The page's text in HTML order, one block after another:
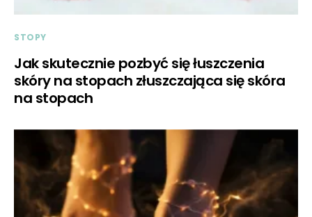
STOPY
Jak skutecznie pozbyć się łuszczenia
skóry na stopach złuszczająca się skóra
na stopach